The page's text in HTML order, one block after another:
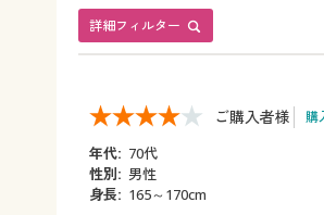
詳細フィルター
ご購入者様 購
年代: 70代
性別: 男性
身長: 165～170cm